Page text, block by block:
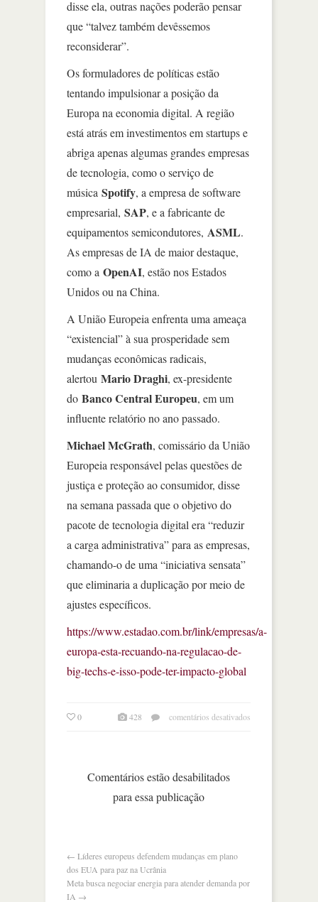
disse ela, outras nações poderão pensar
que “talvez também devêssemos
reconsiderar”.
Os formuladores de políticas estão
tentando impulsionar a posição da
Europa na economia digital. A região
está atrás em investimentos em startups e
abriga apenas algumas grandes empresas
de tecnologia, como o serviço de
música Spotify, a empresa de software
empresarial, SAP, e a fabricante de
equipamentos semicondutores, ASML.
As empresas de IA de maior destaque,
como a OpenAI, estão nos Estados
Unidos ou na China.
A União Europeia enfrenta uma ameaça
“existencial” à sua prosperidade sem
mudanças econômicas radicais,
alertou Mario Draghi, ex-presidente
do Banco Central Europeu, em um
influente relatório no ano passado.
Michael McGrath, comissário da União
Europeia responsável pelas questões de
justiça e proteção ao consumidor, disse
na semana passada que o objetivo do
pacote de tecnologia digital era “reduzir
a carga administrativa” para as empresas,
chamando-o de uma “iniciativa sensata”
que eliminaria a duplicação por meio de
ajustes específicos.
https://www.estadao.com.br/link/empresas/a-
europa-esta-recuando-na-regulacao-de-
big-techs-e-isso-pode-ter-impacto-global
0 428 comentários desativados
Comentários estão desabilitados
para essa publicação
← Líderes europeus defendem mudanças em plano
dos EUA para paz na Ucrânia
Meta busca negociar energia para atender demanda por
IA →